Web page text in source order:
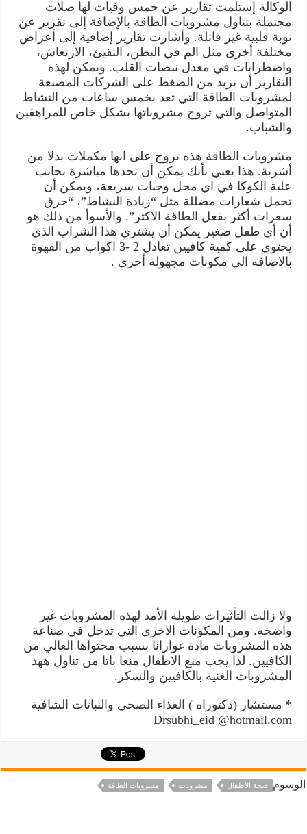
الوكالة إستلمت تقارير عن خمس وفيات لها صلات
محتملة بتناول مشروبات الطاقة بالإضافة إلى تقرير عن
نوبة قلبية غير قاتلة. وأشارت تقارير إضافية إلى أعراض
مختلفة أخرى مثل الم في البطن، التقيئ، الارتعاش،
واضطرابات في معدل نبضات القلب. ويمكن لهذه
التقارير أن تزيد من الضغط على الشركات المصنعة
لمشروبات الطاقة التي تعد بخمس ساعات من النشاط
المتواصل والتي تروج مشروباتها بشكل خاص للمراهقين
والشباب.
مشروبات الطاقة هذه تروج على انها مكملات بدلا من
أشربة. هذا يعني بأنك يمكن أن تجدها مباشرة بجانب
علبة الكوكا في اي محل وجبات سريعة، ويمكن أن
تحمل شعارات مضللة مثل “زيادة النشاط”، “حرق
سعرات أكثر بفعل الطاقة الاكثر”. والأسوأ من ذلك هو
أن أي طفل صغير يمكن أن يشتري هذا الشراب الذي
يحتوي على كمية كافيين تعادل 2 -3 اكواب من القهوة
بالاضافة الى مكونات مجهولة أخرى .
ولا زالت التأثيرات طويلة الأمد لهذه المشروبات غير
واضحة. ومن المكونات الاخرى التي تدخل في صناعة
هذه المشروبات مادة غوارانا بسبب محتواها العالي من
الكافيين. لذا يجب منع الاطفال منعا باتا من تناول ههذ
المشروبات الغنية بالكافيين والسكر.
* مستشار (دكتوراه ) الغذاء الصحي والنباتات الشافية
Drsubhi_eid @hotmail.com
الوسوم صحة الأطفال مشروبات مشروبات الطاقة